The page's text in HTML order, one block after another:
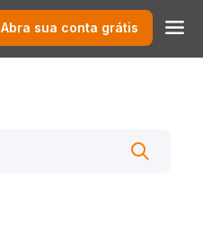
Abra sua conta grátis